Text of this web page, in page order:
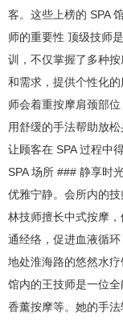
客。这些上榜的 SPA
师的重要性 顶级技师
训，不仅掌握了多种
和需求，提供个性化
师会着重按摩肩颈部
用舒缓的手法帮助放
让顾客在 SPA 过程中
SPA 场所 ### 静享时
优雅宁静。会所内的
林技师擅长中式按摩
通经络，促进血液循
地处淮海路的悠然水疗
馆内的王技师是一位全
香薰按摩等。她的手